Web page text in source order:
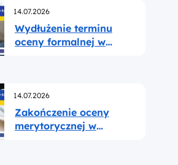
Opublikowano
14.07.2026
Wydłużenie terminu
oceny formalnej w
Opublikowano
14.07.2026
Zakończenie oceny
merytorycznej w